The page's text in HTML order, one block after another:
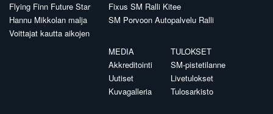
Flying Finn Future Star
Hannu Mikkolan malja
Voittajat kautta aikojen
Fixus SM Ralli Kitee
SM Porvoon Autopalvelu Ralli
MEDIA
Akkreditointi
Uutiset
Kuvagalleria
TULOKSET
SM-pistetilanne
Livetulokset
Tulosarkisto